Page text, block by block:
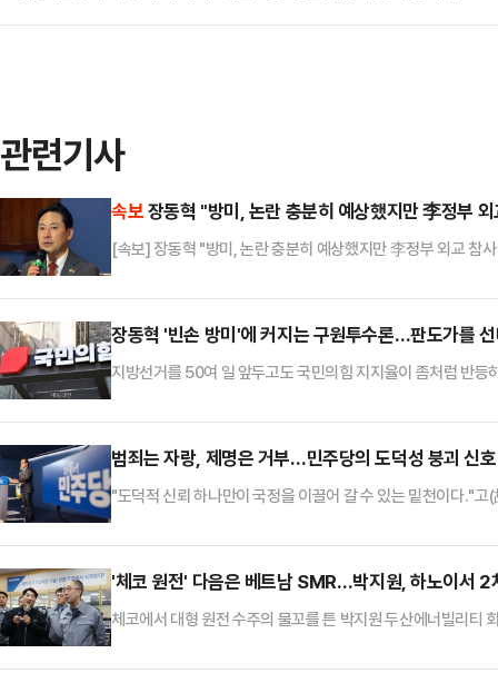
관련기사
속보장동혁 "방미, 논란 충분히 예상했지만 李정부
[속보] 장동혁 "방미, 논란 충분히 예상했지만 李정부 외교 참
장동혁 '빈손 방미'에 커지는 구원투수론…판도가를
지방선거를 50여 일 앞두고도 국민의힘 지지율이 좀처럼 반
는 사실상 마지막 카드로 선대위원장 역할이 부각되면서 누가
다.오세훈 서울특별시장은 19일 서울 종로구의 한 식당에서
독립 선대위를 꾸렸다.오…
범죄는 자랑, 제명은 거부…민주당의 도덕성 붕괴 신
"도덕적 신뢰 하나만이 국정을 이끌어 갈 수 있는 밑천이다."
밑천이 바닥을 드러낸 정도가 아니라 아예 금고 문이 열려 있
일꾼을 뽑는 선거답게, 지역구 총선보다 훨씬 다채로운 해프
'체코 원전' 다음은 베트남 SMR…박지원, 하노이서 2
체코에서 대형 원전 수주의 물꼬를 튼 박지원 두산에너빌리티
로 전망된다.19일 재계에 따르면 박 회장이 이번 베트남 경제